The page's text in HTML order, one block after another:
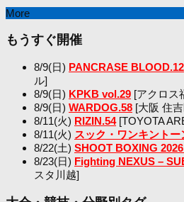
More
もうすぐ開催
8/9(日) PANCRASE BLOOD.12
ル]
8/9(日) KPKB vol.29 [アクロス
8/9(日) WARDOG.58 [大阪 住
8/11(火) RIZIN.54[TOYOTA
8/11(火) スック・ワンキントー
8/22(土) SHOOT BOXING
8/23(日) Fighting NEXUS –
スタ川越]